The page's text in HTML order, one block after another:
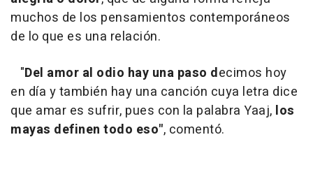
muchos de los pensamientos contemporáneos
de lo que es una relación.
"Del amor al odio hay una paso decimos hoy
en día y también hay una canción cuya letra dice
que amar es sufrir, pues con la palabra Yaaj, los
mayas definen todo eso", comentó.